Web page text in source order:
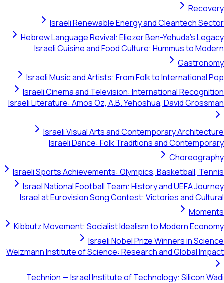
Recovery
Israeli Renewable Energy and Cleantech Sector
Hebrew Language Revival: Eliezer Ben-Yehuda's Legacy
Israeli Cuisine and Food Culture: Hummus to Modern
Gastronomy
Israeli Music and Artists: From Folk to International Pop
Israeli Cinema and Television: International Recognition
Israeli Literature: Amos Oz, A.B. Yehoshua, David Grossman
Israeli Visual Arts and Contemporary Architecture
Israeli Dance: Folk Traditions and Contemporary
Choreography
Israeli Sports Achievements: Olympics, Basketball, Tennis
Israel National Football Team: History and UEFA Journey
Israel at Eurovision Song Contest: Victories and Cultural
Moments
Kibbutz Movement: Socialist Idealism to Modern Economy
Israeli Nobel Prize Winners in Science
Weizmann Institute of Science: Research and Global Impact
Technion — Israel Institute of Technology: Silicon Wadi